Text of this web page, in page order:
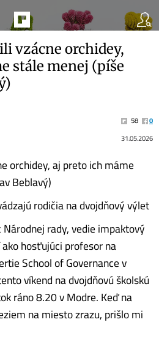
vzácne orchidey,
stále menej (píše
58
0
31.05.2026
orchidey, aj preto ich máme
Beblavý)
rodičia na dvojdňový výlet
rady, vedie impaktový
hosťujúci profesor na
School of Governance v
víkend na dvojdňovú školskú
ráno 8.20 v Modre. Keď na
na miesto zrazu, prišlo mi